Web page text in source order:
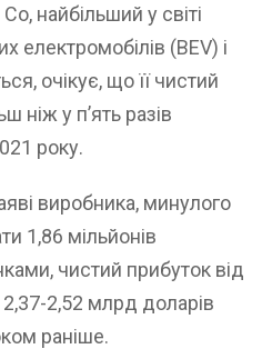
найбільший у світі
електромобілів (BEV) і
очікує, що її чистий
ніж у п’ять разів
року.
виробника, минулого
1,86 мільйонів
чистий прибуток від
2,52 млрд доларів
раніше.